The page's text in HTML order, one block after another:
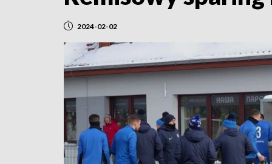
2024-02-02